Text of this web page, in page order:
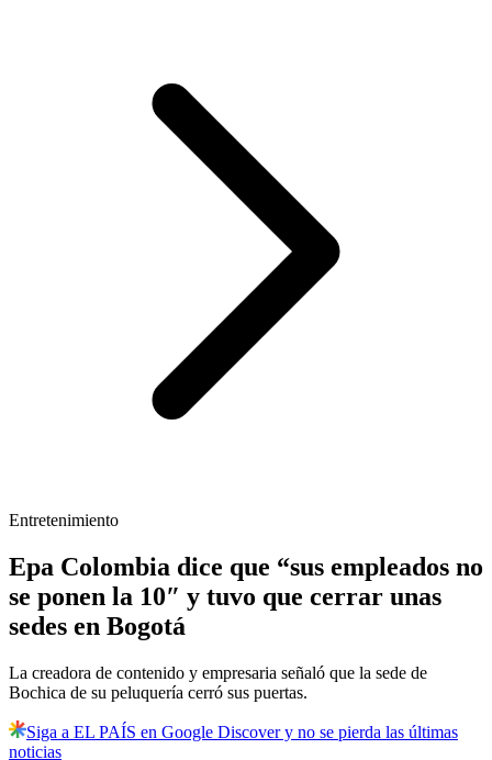
Entretenimiento
Epa Colombia dice que “sus empleados no
se ponen la 10″ y tuvo que cerrar unas
sedes en Bogotá
La creadora de contenido y empresaria señaló que la sede de
Bochica de su peluquería cerró sus puertas.
Siga a EL PAÍS en Google Discover y no se pierda las últimas
noticias